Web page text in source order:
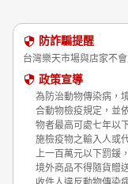
防詐騙提醒
台灣樂天市場與店家不
政策宣導
為防治動物傳染病，
合動物檢疫規定，並
物者最高可處七年以
施檢疫物之輸入人或
上一百萬元以下罰鍰
境外商品不得隨貨贈